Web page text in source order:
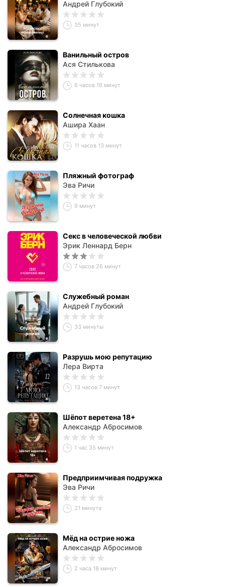
Андрей Глубокий
35 минут
Ванильный остров
Ася Стилькова
6 часов 16 минут
Солнечная кошка
Ашира Хаан
11 часов 13 минут
Пляжный фотограф
Эва Ричи
9 минут
Секс в человеческой любви
Эрик Леннард Берн
7 часов 26 минут
Служебный роман
Андрей Глубокий
33 минуты
Разрушь мою репутацию
Лера Вирта
13 часов 7 минут
Шёпот веретена 18+
Александр Абросимов
1 час 35 минут
Предприимчивая подружка
Эва Ричи
21 минута
Мёд на острие ножа
Александр Абросимов
2 часа 18 минут